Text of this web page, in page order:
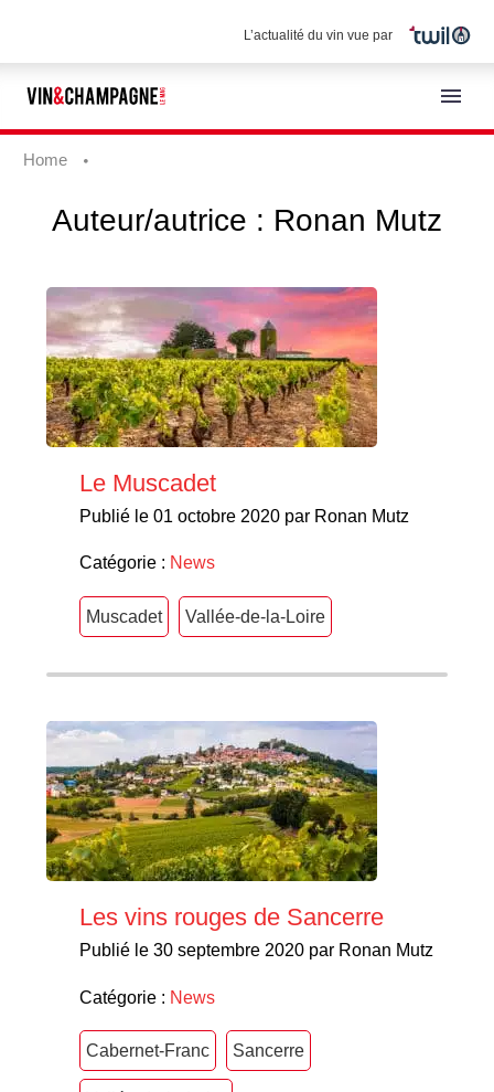
L’actualité du vin vue par
Français
Home
Auteur/autrice : Ronan Mutz
Le Muscadet
Publié le 01 octobre 2020 par Ronan Mutz
Catégorie : News
Muscadet Vallée-de-la-Loire
Les vins rouges de Sancerre
Publié le 30 septembre 2020 par Ronan Mutz
Catégorie : News
Cabernet-Franc Sancerre